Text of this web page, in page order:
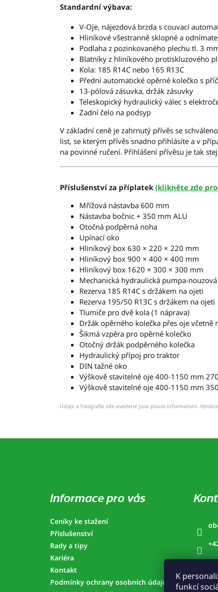
K
funkcí
Standardní výbava:
V-Oje, nájezdová brzda s couvací
Hliníkové všestranně sklopné a
Podlaha z pozinkovaného plechu tl. 3
Blatníky z hliníkového protiskluzového
Kola: 185 R14C nebo 165 R13C
Přední automatické opěrné kolečko s
13-pólová zásuvka, držák zásuvky
Teleskopický hydraulický válec s
Zadní čelo na podsyp
V základní ceně je zahrnutý přívěs se
list, se kterým přívěs snadno přihlásíte a v
na povinné ručení. Přihlášení přívěsu je tak
Příslušenství za příplatek (klikněte zde
Mřížová nástavba 600 mm
Nástavba bočnic + 350 mm ALU
Otočná podpěrná noha
Upínací oko
Hliníkový box 630 × 220 × 220 mm
Hliníkový box 900 × 400 × 400 mm
Hliníkový box 1620 × 300 × 300 mm
Mechanická hydraulická pumpa-
Rezerva 185 R14C s držákem na ojeti
Rezerva 195/50 R13C s držákem na ojeti
Tlumiče pro dvě kola (1 náprava)
Držák opěrného kolečka přes oje včetně
Šikmá vzpěra pro opěrné kolečko
Otočný držák podpěrného kolečka
Hydraulický přípoj pro traktor
DIN tažné oko
Výškově stavitelné oje 400-1150 mm
Výškově stavitelné oje 400-1150 mm
Údaje a fotografie zde uvedené jsou pouze informativní.
Informace pro vás
Ceníky ke stažení
Příslušenství
Rady a tipy
Kariéra
Kontakt
Podmínky ochrany osobních údajů